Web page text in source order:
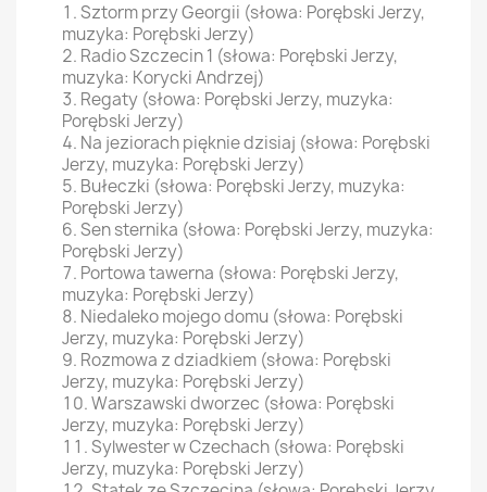
Sztorm przy Georgii (słowa: Porębski Jerzy,
muzyka: Porębski Jerzy)
Radio Szczecin 1 (słowa: Porębski Jerzy,
muzyka: Korycki Andrzej)
Regaty (słowa: Porębski Jerzy, muzyka:
Porębski Jerzy)
Na jeziorach pięknie dzisiaj (słowa: Porębski
Jerzy, muzyka: Porębski Jerzy)
Bułeczki (słowa: Porębski Jerzy, muzyka:
Porębski Jerzy)
Sen sternika (słowa: Porębski Jerzy, muzyka:
Porębski Jerzy)
Portowa tawerna (słowa: Porębski Jerzy,
muzyka: Porębski Jerzy)
Niedaleko mojego domu (słowa: Porębski
Jerzy, muzyka: Porębski Jerzy)
Rozmowa z dziadkiem (słowa: Porębski
Jerzy, muzyka: Porębski Jerzy)
Warszawski dworzec (słowa: Porębski
Jerzy, muzyka: Porębski Jerzy)
Sylwester w Czechach (słowa: Porębski
Jerzy, muzyka: Porębski Jerzy)